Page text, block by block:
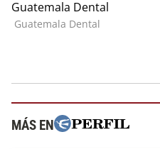
MÁS EN